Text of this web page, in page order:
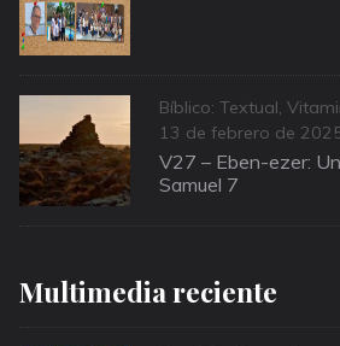
Categories
Bíblico: Textual,
Posted
on
13 de febrero de
V27 – Eben-ezer:
Samuel 7
Multimedia reciente